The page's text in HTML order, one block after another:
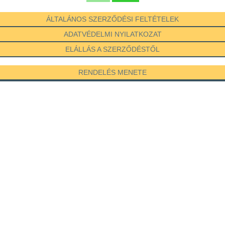
ÁLTALÁNOS SZERZŐDÉSI FELTÉTELEK
ADATVÉDELMI NYILATKOZAT
ELÁLLÁS A SZERZŐDÉSTŐL
RENDELÉS MENETE